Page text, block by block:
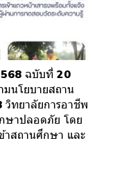
ฉบับที่ 20
มนโยบายสถาน
ทยาลัยการอาชีพ
ษาปลอดภัย โดย
าสถานศึกษา และ